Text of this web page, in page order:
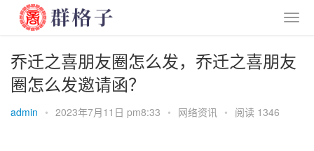
乔迁之喜朋友圈怎么发，乔迁之喜朋友
圈怎么发邀请函？
admin • 2023年7月11日 pm8:33 • 网络资讯 • 阅读 1346